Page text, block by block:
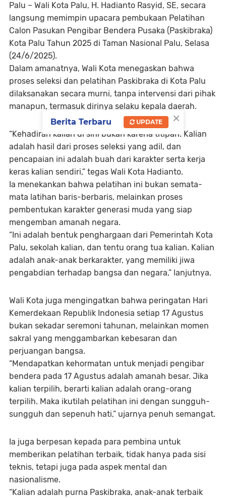
Palu – Wali Kota Palu, H. Hadianto Rasyid, SE, secara
langsung memimpin upacara pembukaan Pelatihan
Calon Pasukan Pengibar Bendera Pusaka (Paskibraka)
Kota Palu Tahun 2025 di Taman Nasional Palu, Selasa
(24/6/2025).
Dalam amanatnya, Wali Kota menegaskan bahwa
proses seleksi dan pelatihan Paskibraka di Kota Palu
dilaksanakan secara murni, tanpa intervensi dari pihak
manapun, termasuk dirinya selaku kepala daerah.
“Kehadiran kalian di sini bukan karena titipan. Kalian
adalah hasil dari proses seleksi yang adil, dan
pencapaian ini adalah buah dari karakter serta kerja
keras kalian sendiri,” tegas Wali Kota Hadianto.
Ia menekankan bahwa pelatihan ini bukan semata-
mata latihan baris-berbaris, melainkan proses
pembentukan karakter generasi muda yang siap
mengemban amanah negara.
“Ini adalah bentuk penghargaan dari Pemerintah Kota
Palu, sekolah kalian, dan tentu orang tua kalian. Kalian
adalah anak-anak berkarakter, yang memiliki jiwa
pengabdian terhadap bangsa dan negara,” lanjutnya.
Wali Kota juga mengingatkan bahwa peringatan Hari
Kemerdekaan Republik Indonesia setiap 17 Agustus
bukan sekadar seremoni tahunan, melainkan momen
sakral yang menggambarkan kebesaran dan
perjuangan bangsa.
“Mendapatkan kehormatan untuk menjadi pengibar
bendera pada 17 Agustus adalah amanah besar. Jika
kalian terpilih, berarti kalian adalah orang-orang
terpilih. Maka ikutilah pelatihan ini dengan sungguh-
sungguh dan sepenuh hati,” ujarnya penuh semangat.
Ia juga berpesan kepada para pembina untuk
memberikan pelatihan terbaik, tidak hanya pada sisi
teknis, tetapi juga pada aspek mental dan
nasionalisme.
“Kalian adalah purna Paskibraka, anak-anak terbaik
×
Berita Terbaru UPDATE